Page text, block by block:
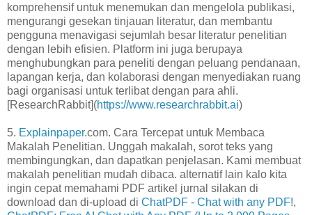
komprehensif untuk menemukan dan mengelola publikasi,
mengurangi gesekan tinjauan literatur, dan membantu
pengguna menavigasi sejumlah besar literatur penelitian
dengan lebih efisien. Platform ini juga berupaya
menghubungkan para peneliti dengan peluang pendanaan,
lapangan kerja, dan kolaborasi dengan menyediakan ruang
bagi organisasi untuk terlibat dengan para ahli.
[ResearchRabbit](https://www.researchrabbit.ai)
5. Explainpaper.com. Cara Tercepat untuk Membaca
Makalah Penelitian. Unggah makalah, sorot teks yang
membingungkan, dan dapatkan penjelasan. Kami membuat
makalah penelitian mudah dibaca. alternatif lain kalo kita
ingin cepat memahami PDF artikel jurnal silakan di
download dan di-upload di ChatPDF - Chat with any PDF!,